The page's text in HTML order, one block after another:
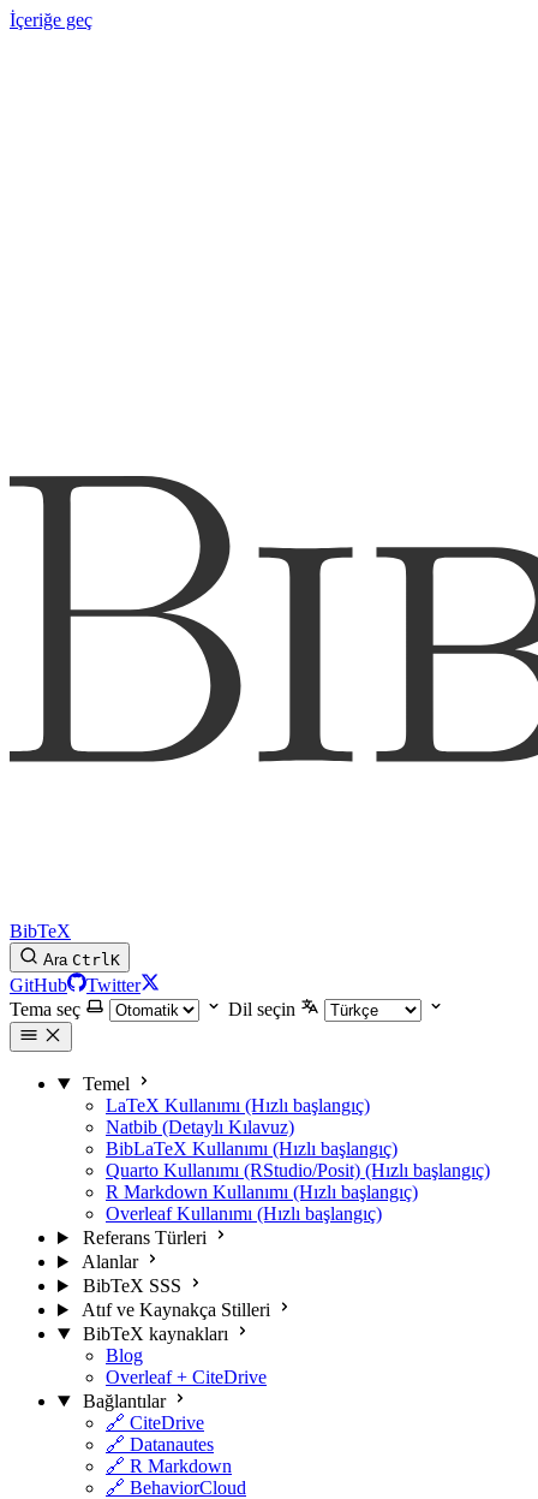
İçeriğe geç
BibTeX
Ara CtrlK
GitHub
Twitter
Tema seç
Dil seçin
Temel
LaTeX Kullanımı (Hızlı başlangıç)
Natbib (Detaylı Kılavuz)
BibLaTeX Kullanımı (Hızlı başlangıç)
Quarto Kullanımı (RStudio/Posit) (Hızlı başlangıç)
R Markdown Kullanımı (Hızlı başlangıç)
Overleaf Kullanımı (Hızlı başlangıç)
Referans Türleri
Alanlar
BibTeX SSS
Atıf ve Kaynakça Stilleri
BibTeX kaynakları
Blog
Overleaf + CiteDrive
Bağlantılar
🔗 CiteDrive
🔗 Datanautes
🔗 R Markdown
🔗 BehaviorCloud